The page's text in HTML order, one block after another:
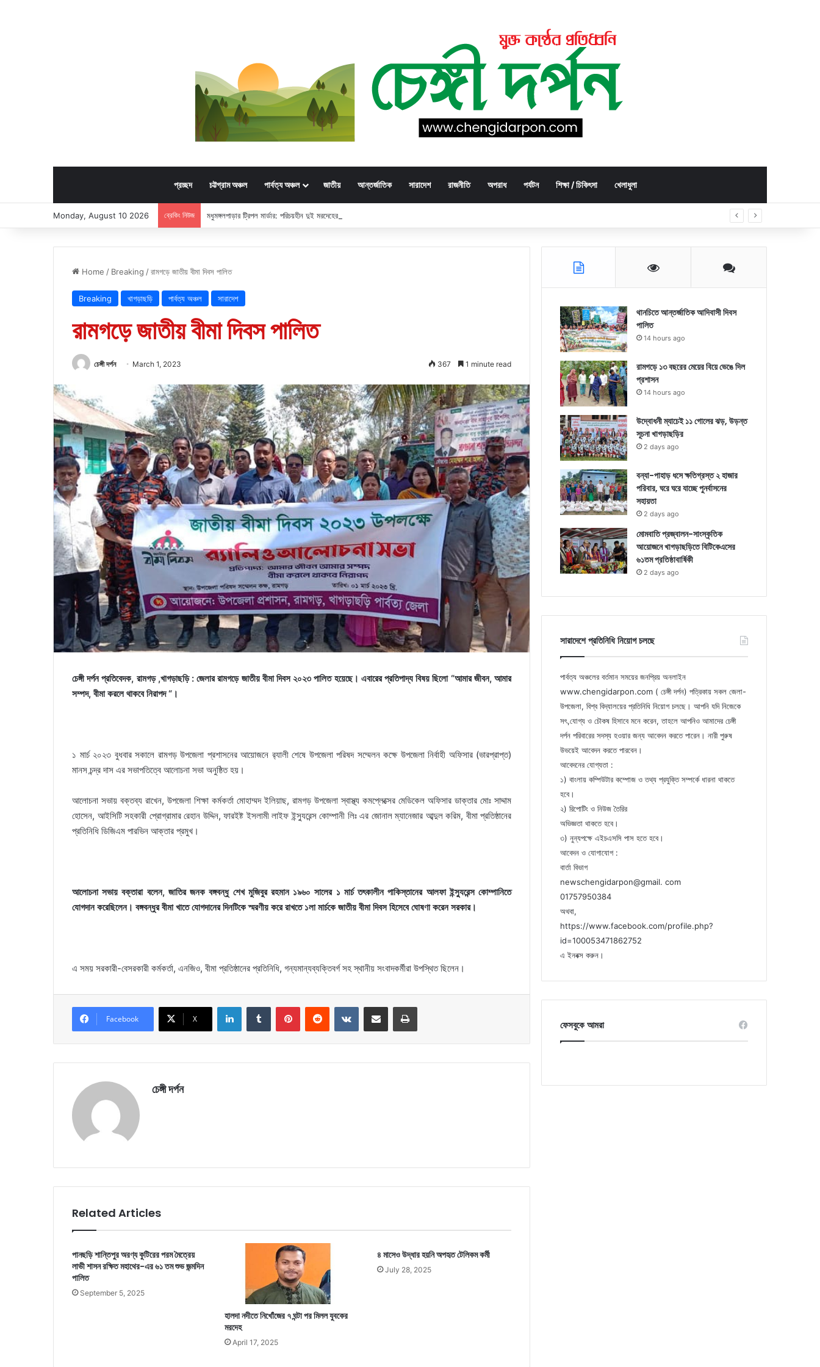
প্রচ্ছদ চট্টগ্রাম অঞ্চল পার্বত্য অঞ্চল জাতীয় আন্তর্জাতিক সারাদেশ রাজনীতি অপরাধ পর্যটন শিক্ষা / চিকিৎসা খেলাধুলা
Monday, August 10 2026 ব্রেকিং নিউজ মধুমঙ্গলপাড়ার ট্রিপল মার্ডার: পরিচয়হীন দুই মরদেহের স্বজনের খোঁজ পুলিশের
Home / Breaking /রামগড়ে জাতীয় বীমা দিবস পালিত
Breaking খাগড়াছড়ি পার্বত্য অঞ্চল সারাদেশ
রামগড়ে জাতীয় বীমা দিবস পালিত
চেঙ্গী দর্পন March 1, 2023 367 1 minute read
চেঙ্গী দর্পন প্রতিবেদক, রামগড় ,খাগড়াছড়ি : জেলার রামগড়ে জাতীয় বীমা দিবস ২০২৩ পালিত হয়েছে। এবারের প্রতিপাদ্য বিষয় ছিলো “আমার জীবন, আমার
সম্পদ, বীমা করলে থাকবে নিরাপদ “।
১ মার্চ ২০২৩ বুধবার সকালে রামগড় উপজেলা প্রশাসনের আয়োজনে র‌্যালী শেষে উপজেলা পরিষদ সম্মেলন কক্ষে উপজেলা নির্বাহী অফিসার (ভারপ্রাপ্ত)
মানস চন্দ্র দাস এর সভাপতিত্বে আলোচনা সভা অনুষ্ঠিত হয়।
আলোচনা সভায় বক্তব্য রাখেন, উপজেলা শিক্ষা কর্মকর্তা মোহাম্মদ ইলিয়াছ, রামগড় উপজেলা স্বাস্থ্য কমপ্লেক্সের মেডিকেল অফিসার ডাক্তার মোঃ সাদ্দাম
হোসেন, আইসিটি সহকারী প্রোগ্রামার রেহান উদ্দিন, ফারইষ্ট ইসলামী লাইফ ইন্স্যুরেন্স কোম্পানী লিঃ এর জোনাল ম্যানেজার আব্দুল করিম, বীমা প্রতিষ্ঠানের
প্রতিনিধি ডিজিএম পারভিন আক্তার প্রমুখ।
আলোচনা সভায় বক্তারা বলেন, জাতির জনক বঙ্গবন্ধু শেখ মুজিবুর রহমান ১৯৬০ সালের ১ মার্চ তৎকালীন পাকিস্তানের আলফা ইন্স্যুরেন্স কোম্পানিতে
যোগদান করেছিলেন। বঙ্গবন্ধুর বীমা খাতে যোগদানের দিনটিকে স্মরণীয় করে রাখতে ১লা মার্চকে জাতীয় বীমা দিবস হিসেবে ঘোষণা করেন সরকার।
এ সময় সরকারী-বেসরকারী কর্মকর্তা, এনজিও, বীমা প্রতিষ্ঠানের প্রতিনিধি, গন্যমান্যব্যক্তিবর্গ সহ স্থানীয় সংবাদকর্মীরা উপস্থিত ছিলেন।
Facebook X
LinkedInTumblr PinterestReddit VKontakteShare via Email Print
চেঙ্গী দর্পন
Related Articles
পানছড়ি শান্তিপুর অরণ্য কুটিরের পরম মৈত্রেয়
লাভী শাসন রক্ষিত মহাথের-এর ৬১ তম শুভ জন্মদিন
পালিত
September 5, 2025
হালদা নদীতে নিখোঁজের ৭ ঘন্টা পর মিলল যুবকের
মরদেহ
April 17, 2025
৪ মাসেও উদ্ধার হয়নি অপহৃত টেলিকম কর্মী
July 28, 2025
থানচিতে আন্তর্জাতিক আদিবাসী দিবস
পালিত
14 hours ago
রামগড়ে ১৩ বছরের মেয়ের বিয়ে ভেঙে দিল
প্রশাসন
14 hours ago
উদ্বোধনী ম্যাচেই ১১ গোলের ঝড়, উড়ন্ত
সূচনা খাগড়াছড়ির
2 days ago
বন্যা-পাহাড় ধসে ক্ষতিগ্রস্ত ২ হাজার
পরিবার, ঘরে ঘরে যাচ্ছে পুনর্বাসনের
সহায়তা
2 days ago
মোমবাতি প্রজ্বালন-সাংস্কৃতিক
আয়োজনে খাগড়াছড়িতে বিটিকেএসের
৬১তম প্রতিষ্ঠাবার্ষিকী
2 days ago
সারাদেশে প্রতিনিধি নিয়োগ চলছে
পার্বত্য অঞ্চলের বর্তমান সময়ের জনপ্রিয় অনলাইন
www.chengidarpon.com ( চেঙ্গী দর্পন) পত্রিকায় সকল জেলা-
উপজেলা, বিশ্ব বিদ্যালয়ের প্রতিনিধি নিয়োগ চলছে। আপনি যদি নিজেকে
সৎ,যোগ্য ও চৌকষ হিসাবে মনে করেন, তাহলে আপনিও আমাদের চেঙ্গী
দর্পন পরিবারের সদস্য হওয়ার জন্য আবেদন করতে পারেন। নারী পুরুষ
উভয়েই আবেদন করতে পারবেন।
আবেদনের যোগ্যতা :
১) বাংলায় কম্পিউটার কম্পোজ ও তথ্য প্রযুক্তি সম্পর্কে ধারনা থাকতে
হবে।
২) রিপোটিং ও নিউজ তৈরির
অভিজ্ঞতা থাকতে হবে।
৩) নুন্যপক্ষে এইচএসসি পাস হতে হবে।
আবেদন ও যোগাযোগ :
বার্তা বিভাগ
newschengidarpon@gmail. com
01757950384
অথবা,
https://www.facebook.com/profile.php?
id=100053471862752
এ ইনবক্স করুন।
ফেসবুকে আমরা